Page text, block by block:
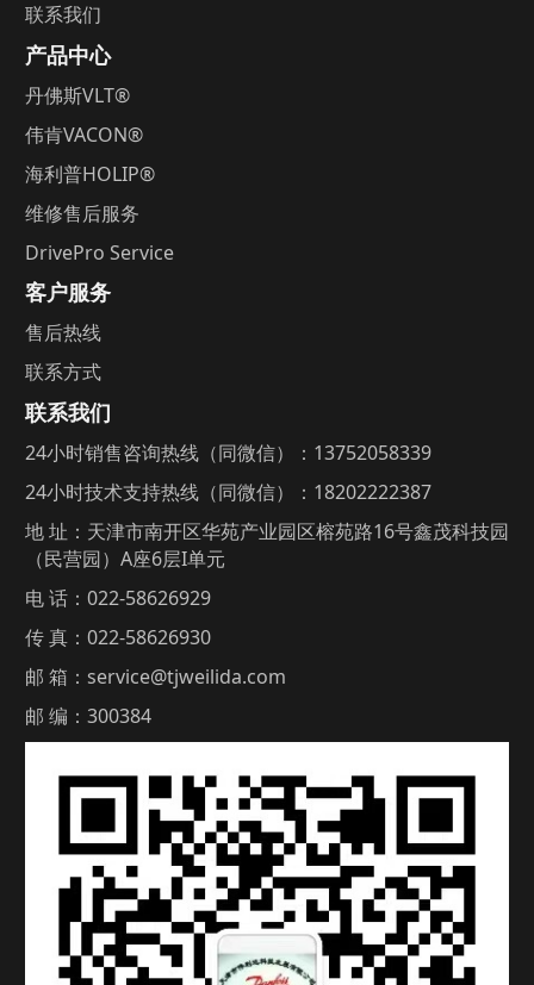
联系我们
产品中心
丹佛斯VLT®
伟肯VACON®
海利普HOLIP®
维修售后服务
DrivePro Service
客户服务
售后热线
联系方式
联系我们
24小时销售咨询热线（同微信）：13752058339
24小时技术支持热线（同微信）：18202222387
地 址：天津市南开区华苑产业园区榕苑路16号鑫茂科技园
（民营园）A座6层I单元
电 话：022-58626929
传 真：022-58626930
邮 箱：service@tjweilida.com
邮 编：300384